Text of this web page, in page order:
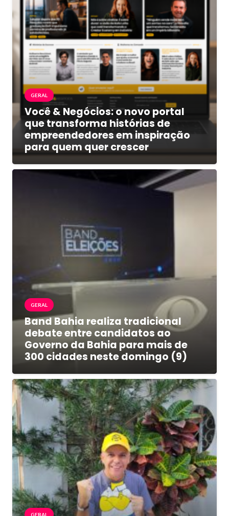
GERAL
Você & Negócios: o novo portal
que transforma histórias de
empreendedores em inspiração
para quem quer crescer
GERAL
Band Bahia realiza tradicional
debate entre candidatos ao
Governo da Bahia para mais de
300 cidades neste domingo (9)
GERAL